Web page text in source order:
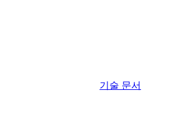
기술 문서